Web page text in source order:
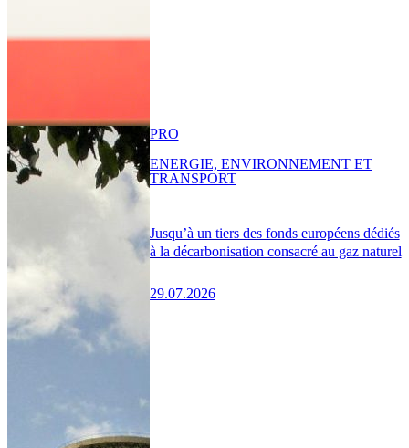
Jusqu’à un tiers des fonds européens dédiés
à la décarbonisation consacré au gaz naturel
29.07.2026
PRO
ENERGIE, ENVIRONNEMENT ET
TRANSPORT